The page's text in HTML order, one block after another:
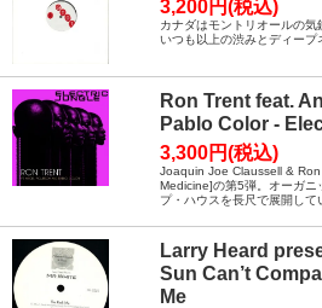
3,200円(税込)
カナダはモントリオールの気
いつも以上の渋みとディープ
Ron Trent feat.
Pablo Color -
3,300円(税込)
Joaquin Joe Claussell &
Medicine]の第5弾。オーガニ
プ・ハウスを長尺で展開して
Larry Heard
Sun Can’t
Me